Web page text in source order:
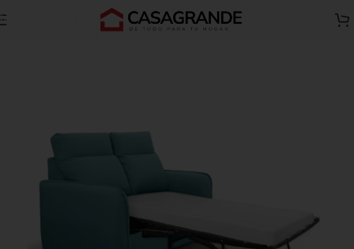
Skip to navigation
Skip to main content
Salas A